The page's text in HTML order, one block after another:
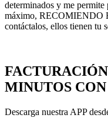
determinados y me permite
máximo, RECOMIENDO
contáctalos, ellos tienen tu
MINUTOS
Descarga nuestra APP